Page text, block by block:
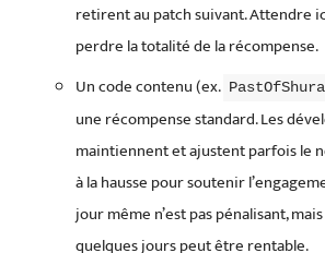
retirent au patch suivant. Attendre
perdre la totalité de la récompense.
Un code contenu (ex.
une récompense standard. Les
maintiennent et ajustent parfois le
à la hausse pour soutenir
jour même n’est pas pénalisant,
quelques jours peut être rentable.